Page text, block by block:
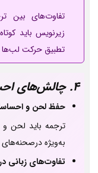
تفاوت‌های بین
زیرنویس باید
تطبیق حرکت لب‌ها
4. چالش‌های احساسی و روان‌شناختی
حفظ لحن و
ترجمه باید لحن و
به‌ویژه
تفاوت‌های زبانی